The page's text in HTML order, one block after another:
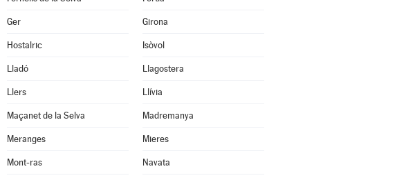
Ger Girona
Hostalric Isòvol
Lladó Llagostera
Llers Llívia
Maçanet de la Selva Madremanya
Meranges Mieres
Mont-ras Navata